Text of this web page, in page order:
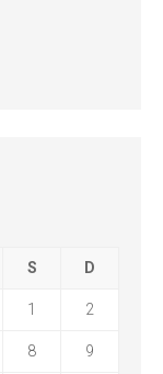
S D
1 2
8 9